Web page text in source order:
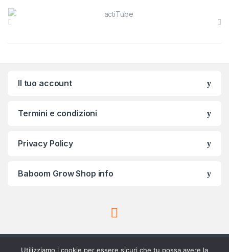
Brands Carousel
Il tuo account
Termini e condizioni
Privacy Policy
Baboom Grow Shop info
Utilizziamo i cookie per essere sicuri che tu possa avere la